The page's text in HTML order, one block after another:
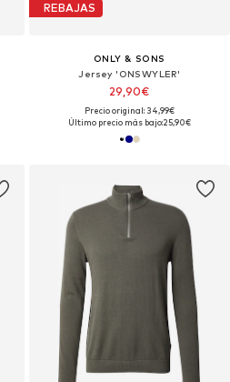
REBAJAS
ONLY & SONS
Jersey 'ONSWYLER'
29,90€
Precio original: 34,99€
Último precio más bajo:25,90€